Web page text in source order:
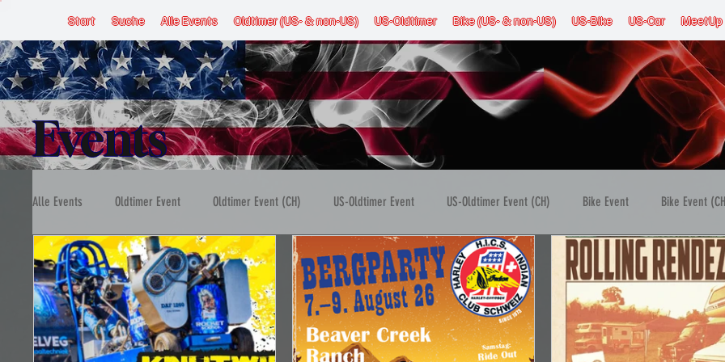
Start Suche Alle Events Oldtimer (US- & non-US) US-Oldtimer Bike (US- & non-US) US-Bike US-Car MeetUp
Events
Alle Events Oldtimer Event Oldtimer Event (CH) US-Oldtimer Event US-Oldtimer Event (CH) Bike Event Bike Event
US-Car Event (CH) US-Car Event (FL) US-Car Event (DE) US-Car Event (AT) US-Car Event (FRA) US-Car Event (LUX)
Stammtisch Ausfahrt Autokino Motorsport & Rennen Messe & Ausstellung Musik Event Mehrtägiger Event